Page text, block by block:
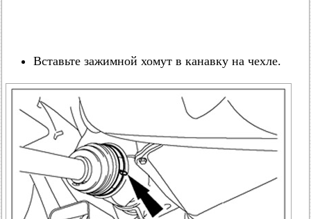
Вставьте зажимной хомут в канавку на чехле.